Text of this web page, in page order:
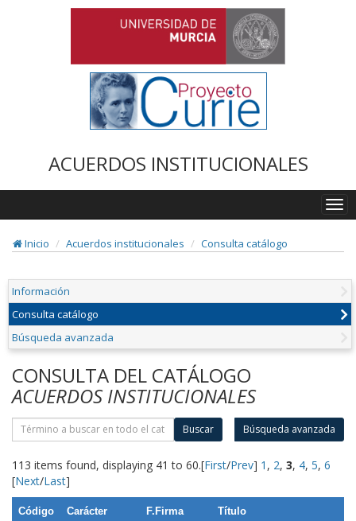
ACUERDOS INSTITUCIONALES
Inicio
Acuerdos institucionales Consulta catálogo
Información
Consulta catálogo
Búsqueda avanzada
CONSULTA DEL CATÁLOGO
ACUERDOS INSTITUCIONALES
Buscar Búsqueda avanzada
113 items found, displaying 41 to 60.[First/Prev] 1 , 2, 3, 4, 5, 6
[Next/Last]
Código Carácter F.Firma Título